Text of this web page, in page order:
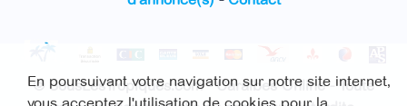
© SousLesTropiques.com - Caraïbes Online - Toute
En poursuivant votre navigation sur notre site internet,